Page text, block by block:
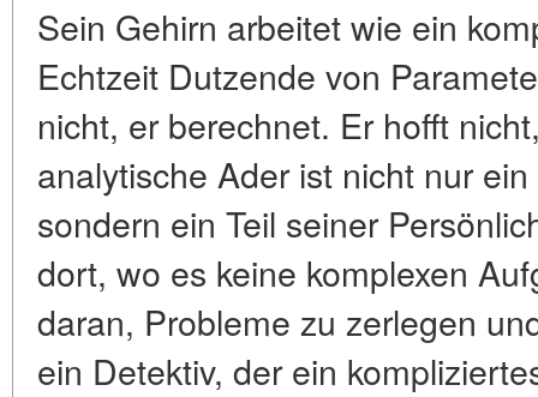
Sein Gehirn arbeitet wie ein
Echtzeit Dutzende von
nicht, er berechnet. Er hofft
analytische Ader ist nicht nur
sondern ein Teil seiner
dort, wo es keine komplexen
daran, Probleme zu zerlegen
ein Detektiv, der ein